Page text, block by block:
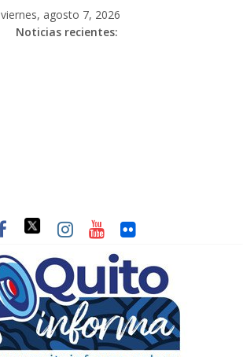
viernes, agosto 7, 2026
Noticias recientes: